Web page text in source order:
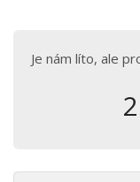
Je nám líto, ale